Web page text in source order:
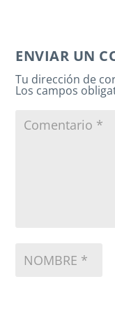
ENVIAR UN
Tu dirección de
Los campos